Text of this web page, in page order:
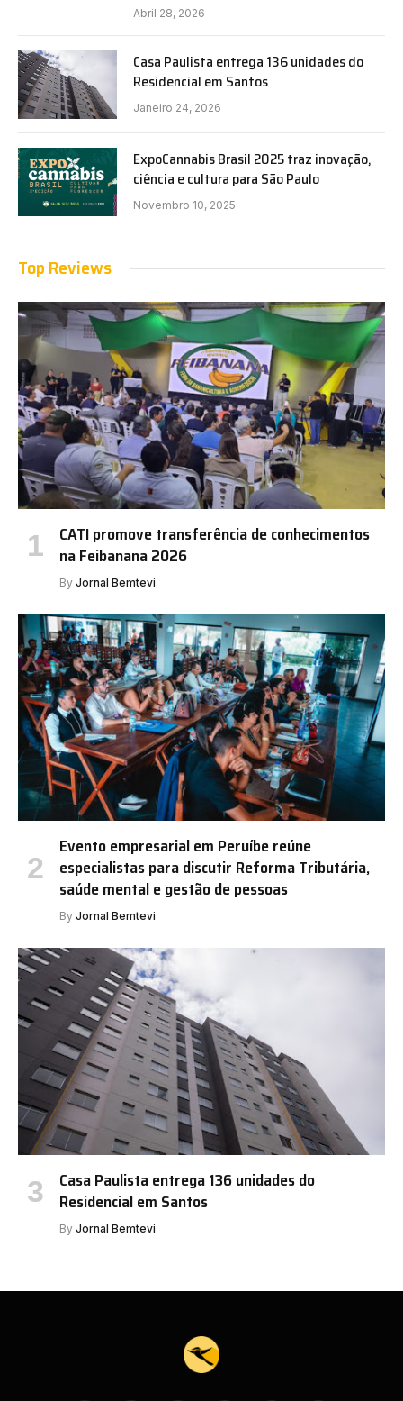
Abril 28, 2026
Casa Paulista entrega 136 unidades do
Residencial em Santos
Janeiro 24, 2026
ExpoCannabis Brasil 2025 traz inovação,
ciência e cultura para São Paulo
Novembro 10, 2025
Top Reviews
CATI promove transferência de conhecimentos
na Feibanana 2026
By Jornal Bemtevi
Evento empresarial em Peruíbe reúne
especialistas para discutir Reforma Tributária,
saúde mental e gestão de pessoas
By Jornal Bemtevi
Casa Paulista entrega 136 unidades do
Residencial em Santos
By Jornal Bemtevi